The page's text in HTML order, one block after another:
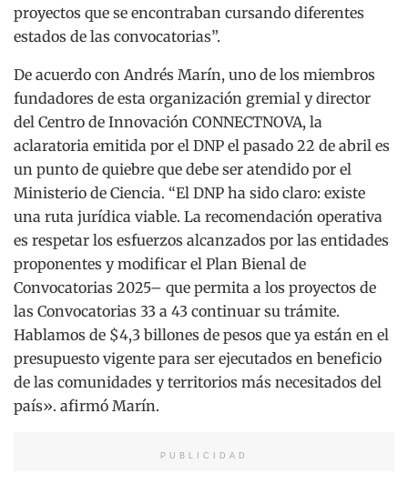
proyectos que se encontraban cursando diferentes
estados de las convocatorias”.
De acuerdo con Andrés Marín, uno de los miembros
fundadores de esta organización gremial y director
del Centro de Innovación CONNECTNOVA, la
aclaratoria emitida por el DNP el pasado 22 de abril es
un punto de quiebre que debe ser atendido por el
Ministerio de Ciencia. “El DNP ha sido claro: existe
una ruta jurídica viable. La recomendación operativa
es respetar los esfuerzos alcanzados por las entidades
proponentes y modificar el Plan Bienal de
Convocatorias 2025– que permita a los proyectos de
las Convocatorias 33 a 43 continuar su trámite.
Hablamos de $4,3 billones de pesos que ya están en el
presupuesto vigente para ser ejecutados en beneficio
de las comunidades y territorios más necesitados del
país». afirmó Marín.
PUBLICIDAD